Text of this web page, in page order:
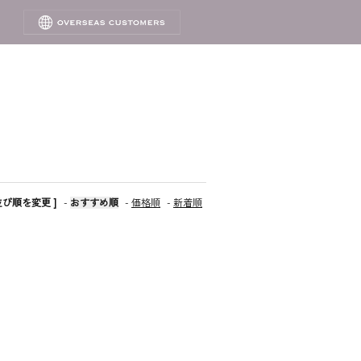
び順を変更 ] - おすすめ順 - 価格順 - 新着順